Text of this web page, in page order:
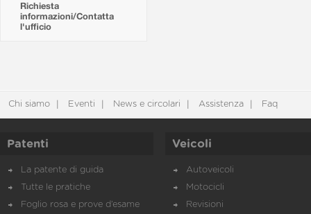
Richiesta
informazioni/Contatta
l'ufficio
Chi siamo Eventi News e circolari Assistenza Faq
Patenti
La patente di guida
Tutte le pratiche
Foglio rosa e prove d’esame
Veicoli
Autoveicoli
Motocicli
Revisioni